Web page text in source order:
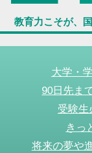
教育力こそが、
大学・
90日先ま
受験生
きっ
将来の夢や